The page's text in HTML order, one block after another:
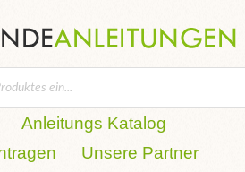
Anleitungs Katalog
Unsere Partner